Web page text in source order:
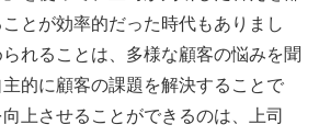
とが効率的だった時代もありまし
れることは、多様な顧客の悩みを聞
的に顧客の課題を解決することで
上させることができるのは、上司